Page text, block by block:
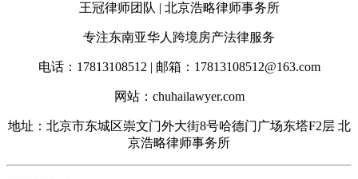
王冠律师团队 | 北京浩略律师事务所
专注东南亚华人跨境房产法律服务
电话：17813108512 | 邮箱：17813108512@163.com
网站：chuhailawyer.com
地址：北京市东城区崇文门外大街8号哈德门广场东塔F2层 北
京浩略律师事务所